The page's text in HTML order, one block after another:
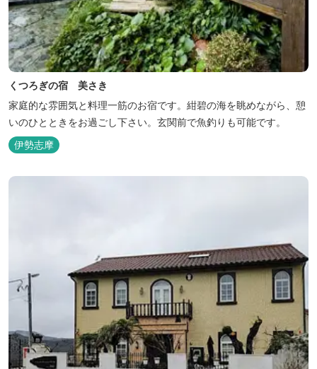
くつろぎの宿 美さき
家庭的な雰囲気と料理一筋のお宿です。紺碧の海を眺めながら、憩
いのひとときをお過ごし下さい。玄関前で魚釣りも可能です。
伊勢志摩